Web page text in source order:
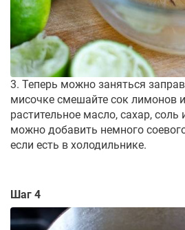
3. Теперь можно заняться
мисочке смешайте сок лимонов
растительное масло, сахар,
можно добавить немного
если есть в холодильнике.
Шаг 4